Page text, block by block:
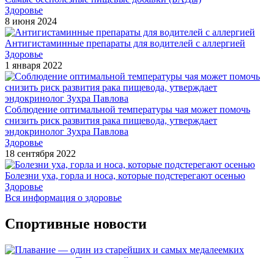
Здоровье
8 июня 2024
Антигистаминные препараты для водителей с аллергией
Здоровье
1 января 2022
Соблюдение оптимальной температуры чая может помочь
снизить риск развития рака пищевода, утверждает
эндокринолог Зухра Павлова
Здоровье
18 сентября 2022
Болезни уха, горла и носа, которые подстерегают осенью
Здоровье
Вся информация о здоровье
Спортивные новости